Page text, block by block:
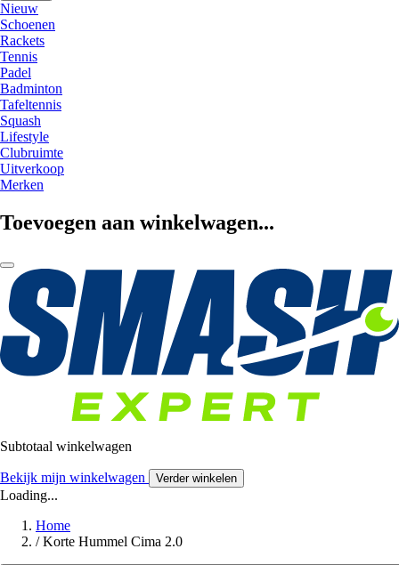
Nieuw
Schoenen
Rackets
Tennis
Padel
Badminton
Tafeltennis
Squash
Lifestyle
Clubruimte
Uitverkoop
Merken
Toevoegen aan winkelwagen...
Subtotaal winkelwagen
Bekijk mijn winkelwagen Verder winkelen
Loading...
Home
/ Korte Hummel Cima 2.0